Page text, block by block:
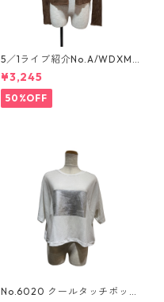
5／1ライブ紹介No.A/WDXM-
777 シアーリブ編みニットカー
ディガン
¥3,245
50%OFF
No.6020 クールタッチボック